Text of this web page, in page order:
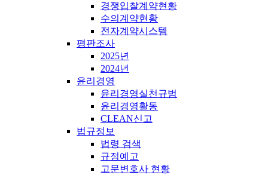
경쟁입찰계약현황
수의계약현황
전자계약시스템
평판조사
2025년
2024년
윤리경영
윤리경영실천규범
윤리경영활동
CLEAN신고
법규정보
법령 검색
규정예고
고문변호사 현황